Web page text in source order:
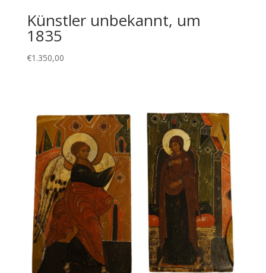
Künstler unbekannt, um
1835
€1.350,00